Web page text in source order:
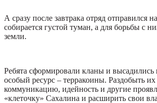
А сразу после завтрака отряд
собирается густой туман, а для борьбы с
земли.
Ребята сформировали кланы и высадились
особый ресурс – терракоины. Раздобыть
коммуникацию, идейность и другие
«клеточку» Сахалина и расширить свои